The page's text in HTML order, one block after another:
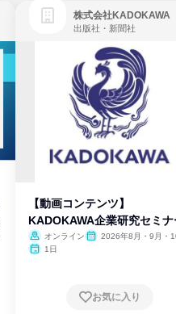
株式会社KADOKAWA
出版社・新聞社
【動画コンテンツ】
KADOKAWA企業研究セミナ
オンライン
2026年8月・9月・
1日
お気に入り